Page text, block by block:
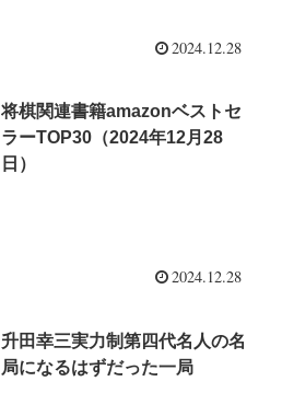
2024.12.28
将棋関連書籍amazonベストセ
ラーTOP30（2024年12月28
日）
2024.12.28
升田幸三実力制第四代名人の名
局になるはずだった一局